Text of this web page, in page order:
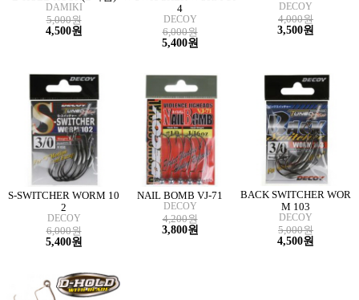
DAMIKI
5,000원
4,500원
4
DECOY
6,000원
5,400원
DECOY
4,000원
3,500원
S-SWITCHER WORM 10
2
DECOY
6,000원
5,400원
NAIL BOMB VJ-71
DECOY
4,200원
3,800원
BACK SWITCHER WOR
M 103
DECOY
5,000원
4,500원